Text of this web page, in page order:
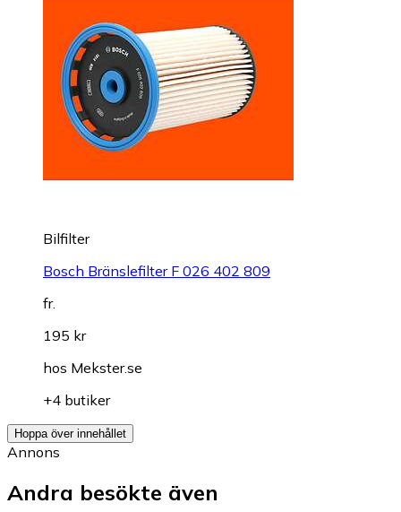
Bilfilter
Bosch Bränslefilter F 026 402 809
fr.
195 kr
hos Mekster.se
+4 butiker
Hoppa över innehållet
Annons
Andra besökte även